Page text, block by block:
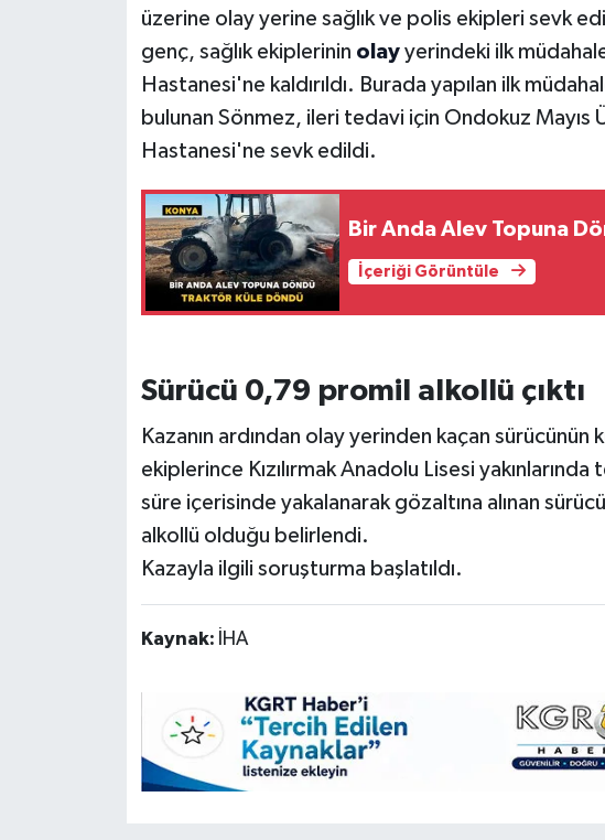
üzerine olay yerine sağlık ve polis ekipleri sevk
genç, sağlık ekiplerinin olay yerindeki ilk
Hastanesi'ne kaldırıldı. Burada yapılan ilk
bulunan Sönmez, ileri tedavi için Ondokuz Mayıs
Hastanesi'ne sevk edildi.
Bir Anda Alev Topuna
İçeriği Görüntüle
Sürücü 0,79 promil alkollü çıktı
Kazanın ardından olay yerinden kaçan sürücünün
ekiplerince Kızılırmak Anadolu Lisesi
süre içerisinde yakalanarak gözaltına alınan
alkollü olduğu belirlendi.
Kazayla ilgili soruşturma başlatıldı.
Kaynak: İHA